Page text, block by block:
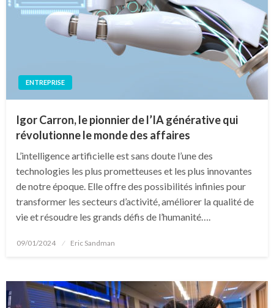
ENTREPRISE
Igor Carron, le pionnier de l’IA générative qui
révolutionne le monde des affaires
L’intelligence artificielle est sans doute l’une des
technologies les plus prometteuses et les plus innovantes
de notre époque. Elle offre des possibilités infinies pour
transformer les secteurs d’activité, améliorer la qualité de
vie et résoudre les grands défis de l’humanité….
Posted
09/01/2024 Eric Sandman